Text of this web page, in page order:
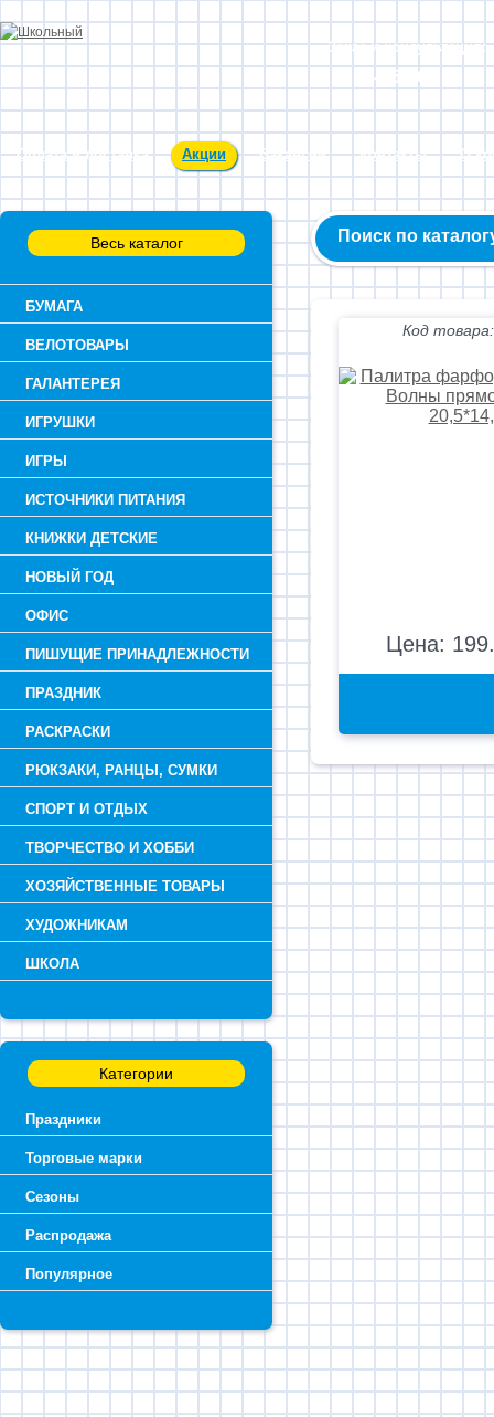
Заказ и консультация:
54-55-60
Оплата и доставка Акции Вакансии Контакты О
Весь каталог
БУМАГА
ВЕЛОТОВАРЫ
ГАЛАНТЕРЕЯ
ИГРУШКИ
ИГРЫ
ИСТОЧНИКИ ПИТАНИЯ
КНИЖКИ ДЕТСКИЕ
НОВЫЙ ГОД
ОФИС
ПИШУЩИЕ ПРИНАДЛЕЖНОСТИ
ПРАЗДНИК
РАСКРАСКИ
РЮКЗАКИ, РАНЦЫ, СУМКИ
СПОРТ И ОТДЫХ
ТВОРЧЕСТВО И ХОББИ
ХОЗЯЙСТВЕННЫЕ ТОВАРЫ
ХУДОЖНИКАМ
ШКОЛА
Категории
Праздники
Торговые марки
Сезоны
Распродажа
Популярное
Поиск по
Код
Цена: